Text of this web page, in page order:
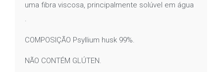
uma fibra viscosa, principalmente solúvel em água
.
COMPOSIÇÃO Psyllium husk 99%.
NÃO CONTÉM GLÚTEN.